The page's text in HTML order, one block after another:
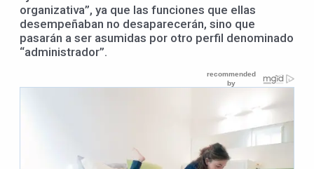
organizativa”, ya que las funciones que ellas
desempeñaban no desaparecerán, sino que
pasarán a ser asumidas por otro perfil denominado
“administrador”.